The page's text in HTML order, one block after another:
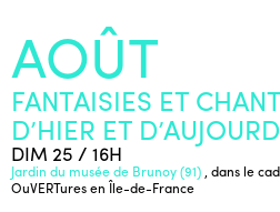
AOÛT
FANTAISIES ET
D’HIER ET
DIM 25 / 16H
Jardin du musée de Brunoy (91) , dans le
OuVERTures en Île-de-France